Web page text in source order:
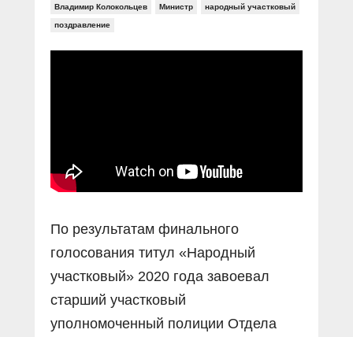
Социальные ролики
Документальные фильмы
Прямой разговор
В знании сила
Специальный репортаж
Газета «Щит и меч»
Журнал «Полиция России»
О ПОРТАЛЕ
Владимир Колокольцев Министр народный участковый
поздравление
По результатам финального
голосования титул «Народный
участковый» 2020 года завоевал
старший участковый
уполномоченный полиции Отдела